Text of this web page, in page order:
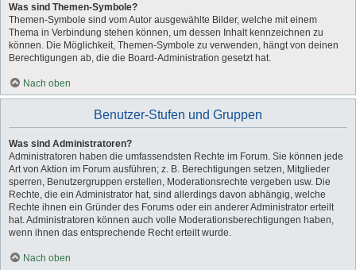
Was sind Themen-Symbole?
Themen-Symbole sind vom Autor ausgewählte Bilder, welche mit einem
Thema in Verbindung stehen können, um dessen Inhalt kennzeichnen zu
können. Die Möglichkeit, Themen-Symbole zu verwenden, hängt von deinen
Berechtigungen ab, die die Board-Administration gesetzt hat.
Nach oben
Benutzer-Stufen und Gruppen
Was sind Administratoren?
Administratoren haben die umfassendsten Rechte im Forum. Sie können jede
Art von Aktion im Forum ausführen; z. B. Berechtigungen setzen, Mitglieder
sperren, Benutzergruppen erstellen, Moderationsrechte vergeben usw. Die
Rechte, die ein Administrator hat, sind allerdings davon abhängig, welche
Rechte ihnen ein Gründer des Forums oder ein anderer Administrator erteilt
hat. Administratoren können auch volle Moderationsberechtigungen haben,
wenn ihnen das entsprechende Recht erteilt wurde.
Nach oben